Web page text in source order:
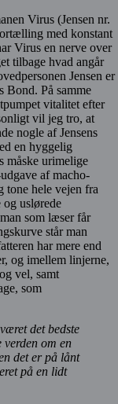
Virus (Jensen nr.
med konstant
Virus en nerve over
tilbage hvad angår
Jensen er
Bond. På samme
vitalitet efter
vil jeg tro, at
nogle af Jensens
en hyggelig
måske urimelige
af macho-
tone hele vejen fra
og uslørede
som læser får
står man
har mere end
og imellem linjerne,
vel, samt
som
det bedste
verden om en
det er på lånt
på en lidt